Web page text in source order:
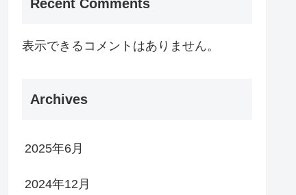
Recent Comments
表示できるコメントはありません。
Archives
2025年6月
2024年12月